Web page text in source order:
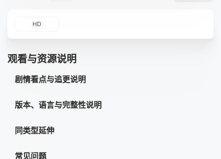
HD
观看与资源说明
剧情看点与追更说明
版本、语言与完整性说明
同类型延伸
常见问题